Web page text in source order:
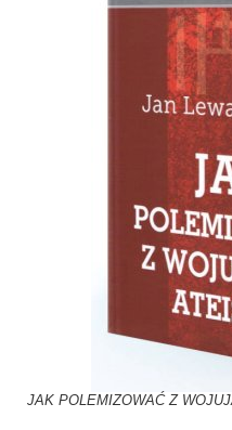
JAK POLEMIZOWAĆ Z